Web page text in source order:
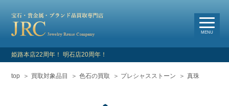
MENU
選べる買取・査定方法
姫路本店22周年！ 明石店20周年！
top 買取対象品目 色石の買取 プレシャスストーン 真珠